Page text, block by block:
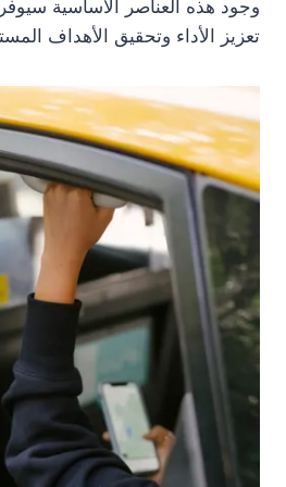
وجود هذه العناصر الأساسية
تعزيز الأداء وتحقيق الأهداف